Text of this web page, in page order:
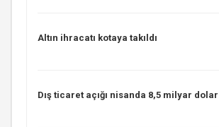
Altın ihracatı kotaya takıldı
Dış ticaret açığı nisanda 8,5 milyar dolar